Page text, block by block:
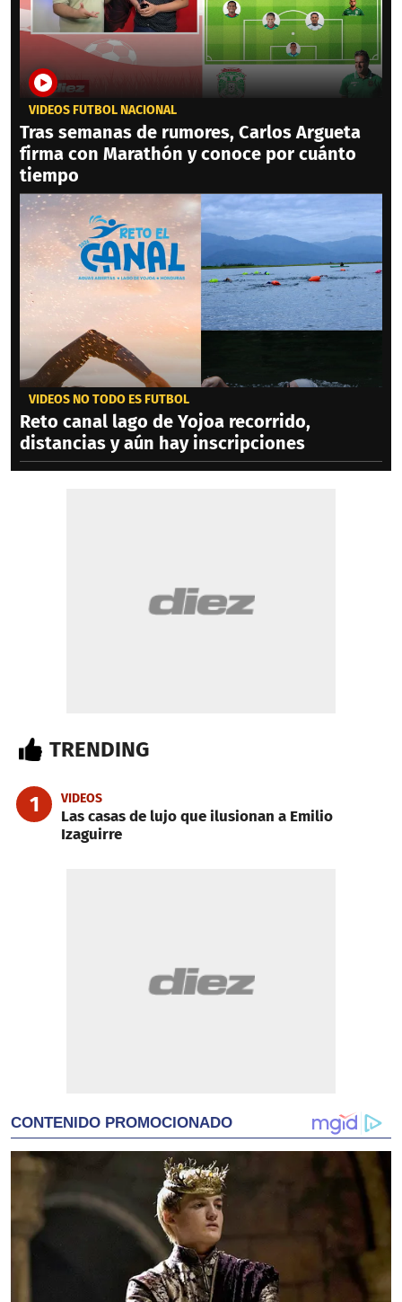
VIDEOS FÚTBOL NACIONAL
Tras semanas de rumores, Carlos Argueta
firma con Marathón y conoce por cuánto
tiempo
VIDEOS NO TODO ES FÚTBOL
Reto canal lago de Yojoa recorrido,
distancias y aún hay inscripciones
TRENDING
1 VIDEOS
Las casas de lujo que ilusionan a Emilio
Izaguirre